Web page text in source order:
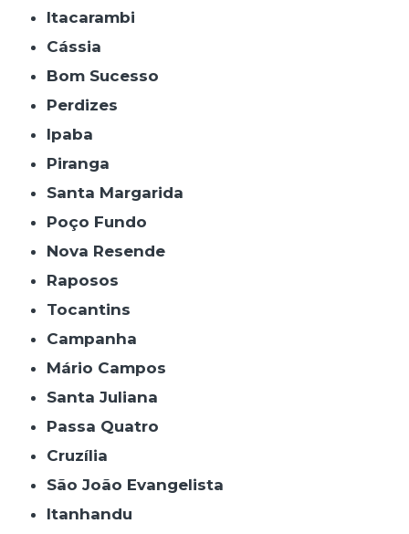
Itacarambi
Cássia
Bom Sucesso
Perdizes
Ipaba
Piranga
Santa Margarida
Poço Fundo
Nova Resende
Raposos
Tocantins
Campanha
Mário Campos
Santa Juliana
Passa Quatro
Cruzília
São João Evangelista
Itanhandu